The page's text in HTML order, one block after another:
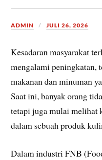
ADMIN JULI 26, 2026
Kesadaran masyarakat
mengalami peningkatan,
makanan dan minuman
Saat ini, banyak orang
tetapi juga mulai melihat
dalam sebuah produk
Dalam industri FNB